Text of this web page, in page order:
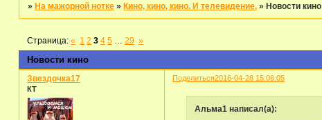
» На мажорной нотке » Кино, кино, кино. И телевидение. » Новости кино
Новости кино
Страница: « 1 2 3 4 5 … 29 »
Поделиться2016-04-28 15:06:05
Звездочка17
КТ
Альма1 написал(а):